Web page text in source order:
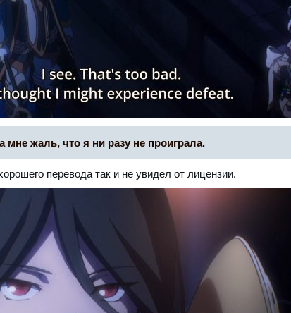
мне жаль, что я ни разу не проиграла.
перевода так и не увидел от лицензии.